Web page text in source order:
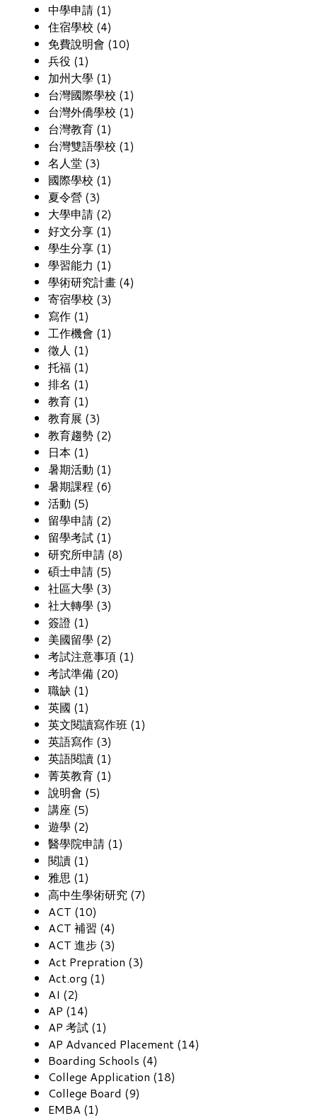
中學申請 (1)
住宿學校 (4)
免費說明會 (10)
兵役 (1)
加州大學 (1)
台灣國際學校 (1)
台灣外僑學校 (1)
台灣教育 (1)
台灣雙語學校 (1)
名人堂 (3)
國際學校 (1)
夏令營 (3)
大學申請 (2)
好文分享 (1)
學生分享 (1)
學習能力 (1)
學術研究計畫 (4)
寄宿學校 (3)
寫作 (1)
工作機會 (1)
徵人 (1)
托福 (1)
排名 (1)
教育 (1)
教育展 (3)
教育趨勢 (2)
日本 (1)
暑期活動 (1)
暑期課程 (6)
活動 (5)
留學申請 (2)
留學考試 (1)
研究所申請 (8)
碩士申請 (5)
社區大學 (3)
社大轉學 (3)
簽證 (1)
美國留學 (2)
考試注意事項 (1)
考試準備 (20)
職缺 (1)
英國 (1)
英文閱讀寫作班 (1)
英語寫作 (3)
英語閱讀 (1)
菁英教育 (1)
說明會 (5)
講座 (5)
遊學 (2)
醫學院申請 (1)
閱讀 (1)
雅思 (1)
高中生學術研究 (7)
ACT (10)
ACT 補習 (4)
ACT 進步 (3)
Act Prepration (3)
Act.org (1)
AI (2)
AP (14)
AP 考試 (1)
AP Advanced Placement (14)
Boarding Schools (4)
College Application (18)
College Board (9)
EMBA (1)